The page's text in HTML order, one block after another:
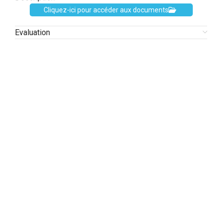
Cliquez-ici pour accéder aux documents
Evaluation